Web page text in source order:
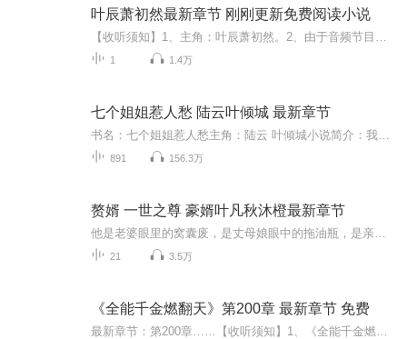
叶辰萧初然最新章节 刚刚更新免费阅读小说
1 1.4万
七个姐姐惹人愁 陆云叶倾城 最新章节
891 156.3万
赘婿 一世之尊 豪婿叶凡秋沐橙最新章节
21 3.5万
《全能千金燃翻天》第200章 最新章节 免费